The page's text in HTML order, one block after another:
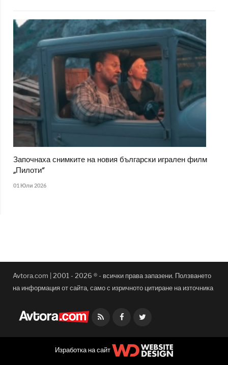
Започнаха снимките на новия български игрален филм
„Пилоти“
01 Юли 2026
Avtora.com | 2001 - 2026 ® - всички права запазени. Ползването
на информация от сайта, само с изричното цитиране на източника
Facebook
Изработка на сайт